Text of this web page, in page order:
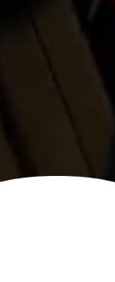
✓ Private tour
Please note:
accessible
Because of
and
the lagoon
guaranteed. If
from reaching
guide will take